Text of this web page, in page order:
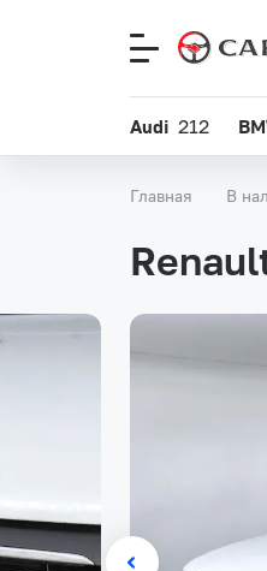
Audi 212
Главная В